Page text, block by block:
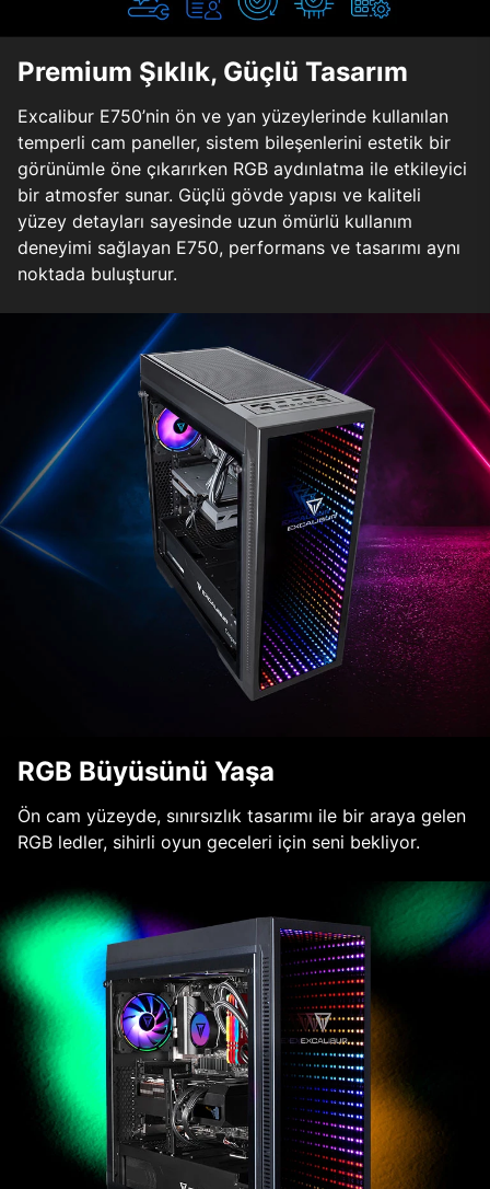
Premium Şıklık, Güçlü Tasarım
Excalibur E750’nin ön ve yan yüzeylerinde kullanılan
temperli cam paneller, sistem bileşenlerini estetik bir
görünümle öne çıkarırken RGB aydınlatma ile etkileyici
bir atmosfer sunar. Güçlü gövde yapısı ve kaliteli
yüzey detayları sayesinde uzun ömürlü kullanım
deneyimi sağlayan E750, performans ve tasarımı aynı
noktada buluşturur.
RGB Büyüsünü Yaşa
Ön cam yüzeyde, sınırsızlık tasarımı ile bir araya gelen
RGB ledler, sihirli oyun geceleri için seni bekliyor.